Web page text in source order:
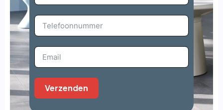
Verzenden